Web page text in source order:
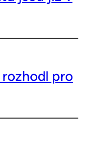
pro